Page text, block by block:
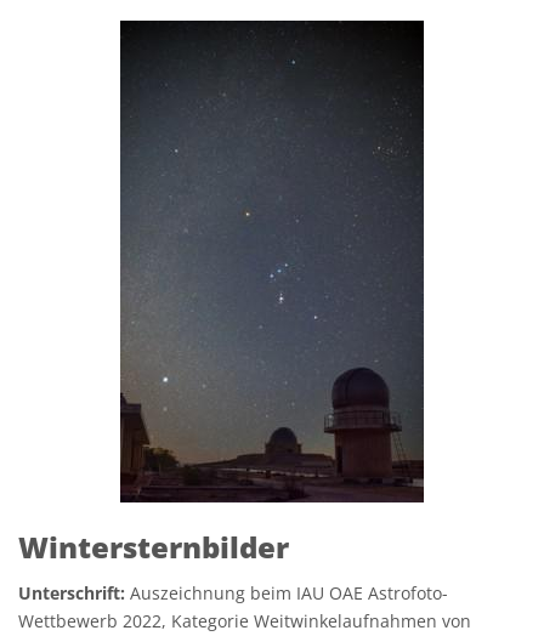
Wintersternbilder
Unterschrift: Auszeichnung beim IAU OAE Astrofoto-
Wettbewerb 2022, Kategorie Weitwinkelaufnahmen von